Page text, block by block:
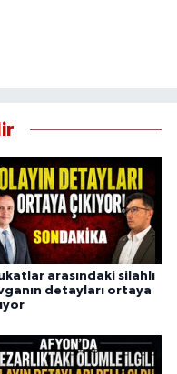
arasındaki silahlı
detayları ortaya